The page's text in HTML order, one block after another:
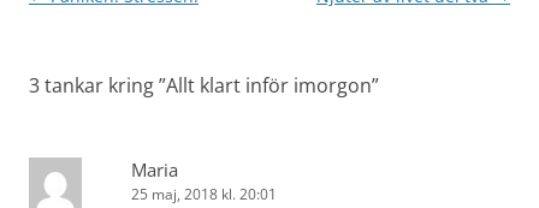
3 tankar kring ”Allt klart inför imorgon”
Maria
25 maj, 2018 kl. 20:01